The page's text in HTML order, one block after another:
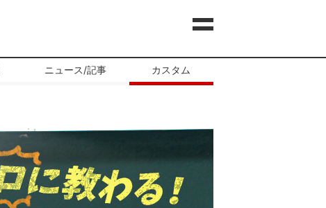
ニュース/記事 カスタム